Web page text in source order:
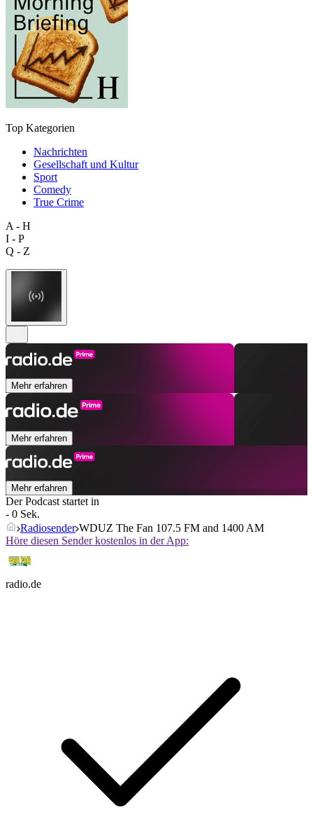
Top Kategorien
Nachrichten
Gesellschaft und Kultur
Sport
Comedy
True Crime
A - H
I - P
Q - Z
Mehr erfahren
Mehr erfahren
Mehr erfahren
Der Podcast startet in
- 0 Sek.
Radiosender WDUZ The Fan 107.5 FM and 1400 AM
Höre diesen Sender kostenlos in der App:
radio.de